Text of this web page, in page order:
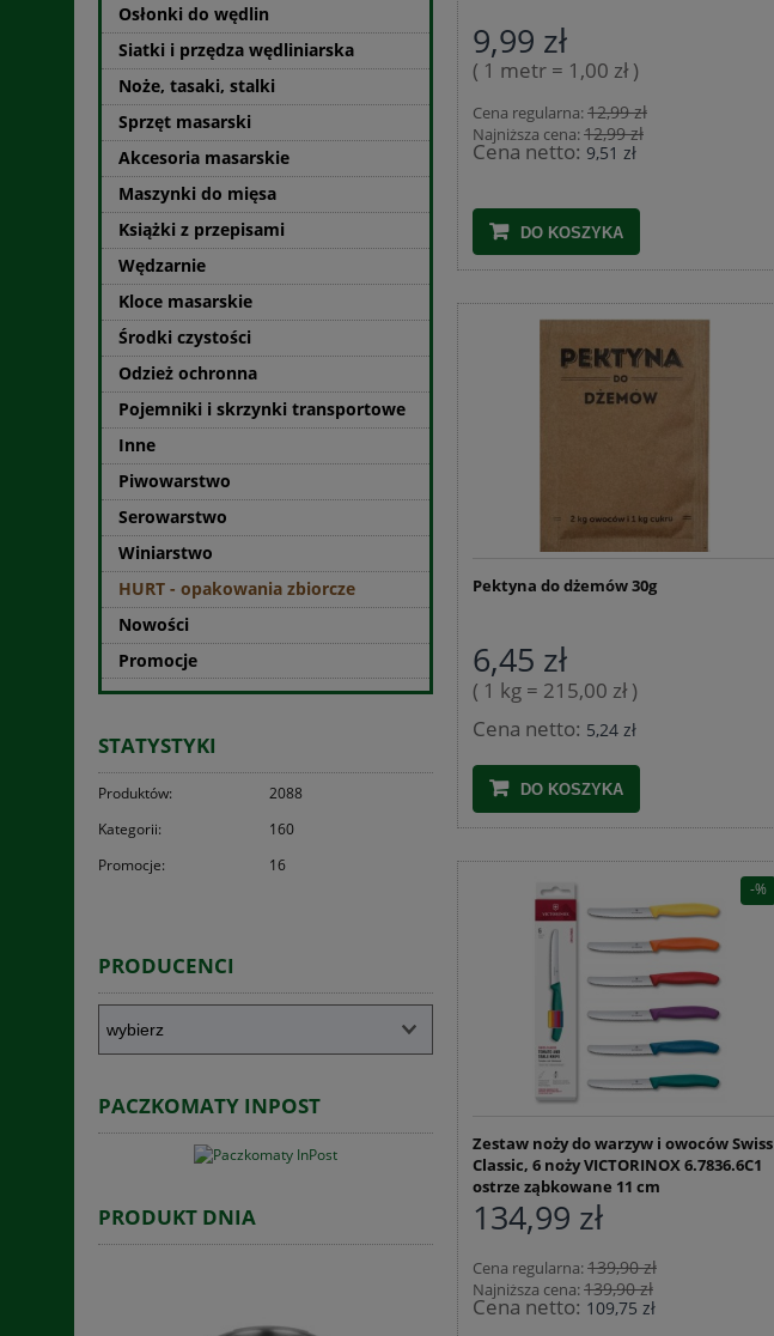
Osłonki do wędlin
Siatki i przędza wędliniarska
Noże, tasaki, stalki
Sprzęt masarski
Akcesoria masarskie
Maszynki do mięsa
Książki z przepisami
Wędzarnie
Kloce masarskie
Środki czystości
Odzież ochronna
Pojemniki i skrzynki transportowe
Inne
Piwowarstwo
Serowarstwo
Winiarstwo
HURT - opakowania zbiorcze
Nowości
Promocje
STATYSTYKI
Produktów:
2088
Kategorii:
160
Promocje:
16
PRODUCENCI
PACZKOMATY INPOST
PRODUKT DNIA
9,99 zł
( 1 metr = 1,00 zł )
Cena regularna:12,99 zł
Najniższa cena:12,99 zł
Cena netto: 9,51 zł
DO KOSZYKA
Pektyna do dżemów 30g
6,45 zł
( 1 kg = 215,00 zł )
Cena netto: 5,24 zł
DO KOSZYKA
Zestaw noży do warzyw i owoców Swiss
Classic, 6 noży VICTORINOX 6.7836.6C1
ostrze ząbkowane 11 cm
134,99 zł
Cena regularna:139,90 zł
Najniższa cena:139,90 zł
Cena netto: 109,75 zł